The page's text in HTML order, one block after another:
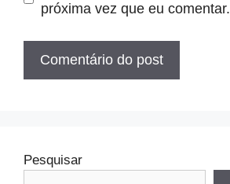
próxima vez que eu comentar.
Pesquisar